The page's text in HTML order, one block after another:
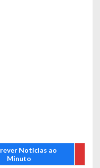
Notícias ao
Minuto